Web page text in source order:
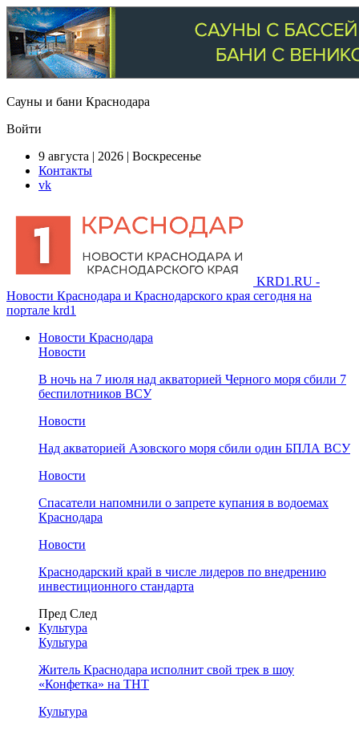
Сауны и бани Краснодара
Войти
9 августа | 2026 | Воскресенье
Контакты
vk
KRD1.RU -
Новости Краснодара и Краснодарского края сегодня на
портале krd1
Новости Краснодара
Новости
В ночь на 7 июля над акваторией Черного моря сбили 7
беспилотников ВСУ
Новости
Над акваторией Азовского моря сбили один БПЛА ВСУ
Новости
Спасатели напомнили о запрете купания в водоемах
Краснодара
Новости
Краснодарский край в числе лидеров по внедрению
инвестиционного стандарта
Пред След
Культура
Культура
Житель Краснодара исполнит свой трек в шоу
«Конфетка» на ТНТ
Культура